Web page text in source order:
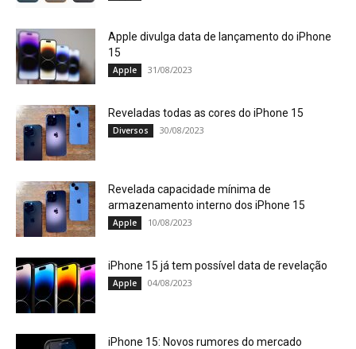
Apple divulga data de lançamento do iPhone
15
Apple 31/08/2023
Reveladas todas as cores do iPhone 15
Diversos 30/08/2023
Revelada capacidade mínima de
armazenamento interno dos iPhone 15
Apple 10/08/2023
iPhone 15 já tem possível data de revelação
Apple 04/08/2023
iPhone 15: Novos rumores do mercado